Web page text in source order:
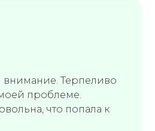
Терпеливо
проблеме.
что попала к